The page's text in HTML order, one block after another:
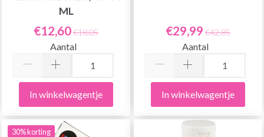
ML
€12,60€18,05
Aantal
In winkelwagentje
€29,99 €42,85
Aantal
In winkelwagentje
30% korting